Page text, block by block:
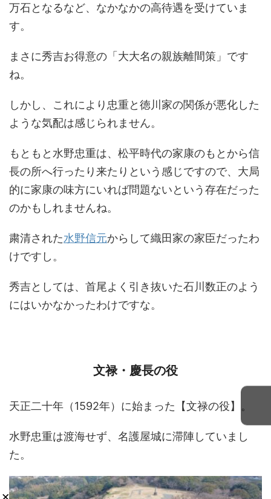
万石となるなど、なかなかの高待遇を受けていま
す。
まさに秀吉お得意の「大大名の親族離間策」です
ね。
しかし、これにより忠重と徳川家の関係が悪化した
ような気配は感じられません。
もともと水野忠重は、松平時代の家康のもとから信
長の所へ行ったり来たりという感じですので、大局
的に家康の味方にいれば問題ないという存在だった
のかもしれませんね。
粛清された水野信元からして織田家の家臣だったわ
けですし。
秀吉としては、首尾よく引き抜いた石川数正のよう
にはいかなかったわけですな。
文禄・慶長の役
天正二十年（1592年）に始まった【文禄の役】。
水野忠重は渡海せず、名護屋城に滞陣していまし
た。